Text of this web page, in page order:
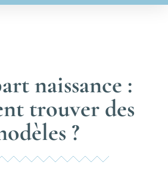
naissance :
trouver des
?